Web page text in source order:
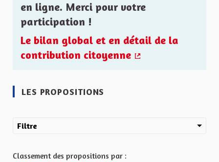
en ligne. Merci pour votre
participation !
Le bilan global et en détail de la
contribution citoyenne
LES PROPOSITIONS
Filtre
Classement des propositions par :